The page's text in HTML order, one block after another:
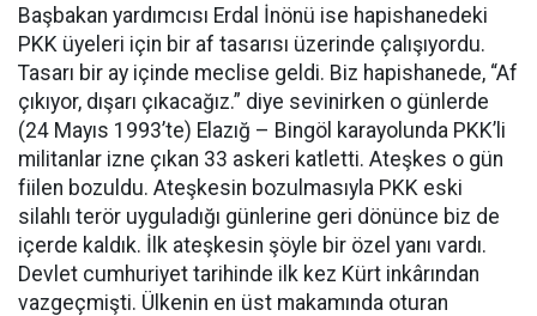
Başbakan yardımcısı Erdal İnönü ise hapishanedeki
PKK üyeleri için bir af tasarısı üzerinde çalışıyordu.
Tasarı bir ay içinde meclise geldi. Biz hapishanede, “Af
çıkıyor, dışarı çıkacağız.” diye sevinirken o günlerde
(24 Mayıs 1993’te) Elazığ – Bingöl karayolunda PKK’li
militanlar izne çıkan 33 askeri katletti. Ateşkes o gün
fiilen bozuldu. Ateşkesin bozulmasıyla PKK eski
silahlı terör uyguladığı günlerine geri dönünce biz de
içerde kaldık. İlk ateşkesin şöyle bir özel yanı vardı.
Devlet cumhuriyet tarihinde ilk kez Kürt inkârından
vazgeçmişti. Ülkenin en üst makamında oturan